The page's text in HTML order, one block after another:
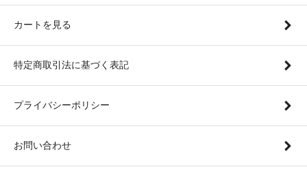
カートを見る
特定商取引法に基づく表記
プライバシーポリシー
お問い合わせ